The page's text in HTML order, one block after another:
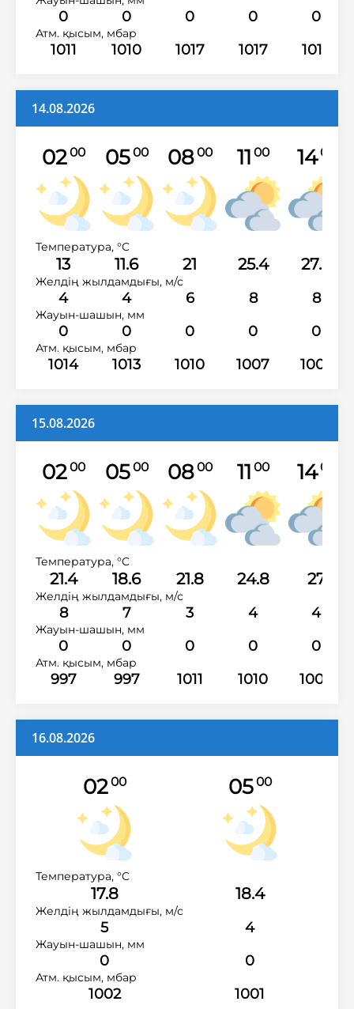
0 0 0 0 0
Атм. қысым, мбар
1011 1010 1017 1017 1015
14.08.2026
0200 0500 0800 11 00 1400
Температура, °C
13 11.6 21 25.4 27.8
Желдің жылдамдығы, м/с
4 4 6 8 8
Жауын-шашын, мм
0 0 0 0 0
Атм. қысым, мбар
1014 1013 1010 1007 1005
15.08.2026
0200 0500 0800 11 00 1400
Температура, °C
21.4 18.6 21.8 24.8 27
Желдің жылдамдығы, м/с
8 7 3 4 4
Жауын-шашын, мм
0 0 0 0 0
Атм. қысым, мбар
997 997 1011 1010 1008
16.08.2026
0200 0500
Температура, °C
17.8 18.4
Желдің жылдамдығы, м/с
5 4
Жауын-шашын, мм
0 0
Атм. қысым, мбар
1002 1001